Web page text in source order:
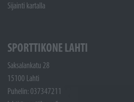
Sijainti kartalla
SPORTTIKONE LAHTI
Saksalankatu 28
15100 Lahti
Puhelin: 037347211